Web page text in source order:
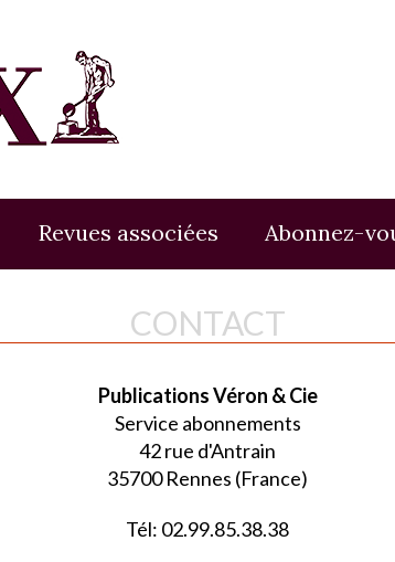
Revues associées Abonnez-
CONTACT
Publications Véron & Cie
Service abonnements
42 rue d'Antrain
35700 Rennes (France)
Tél: 02.99.85.38.38